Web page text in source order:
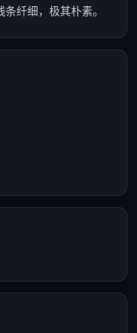
纤细，极其朴素。